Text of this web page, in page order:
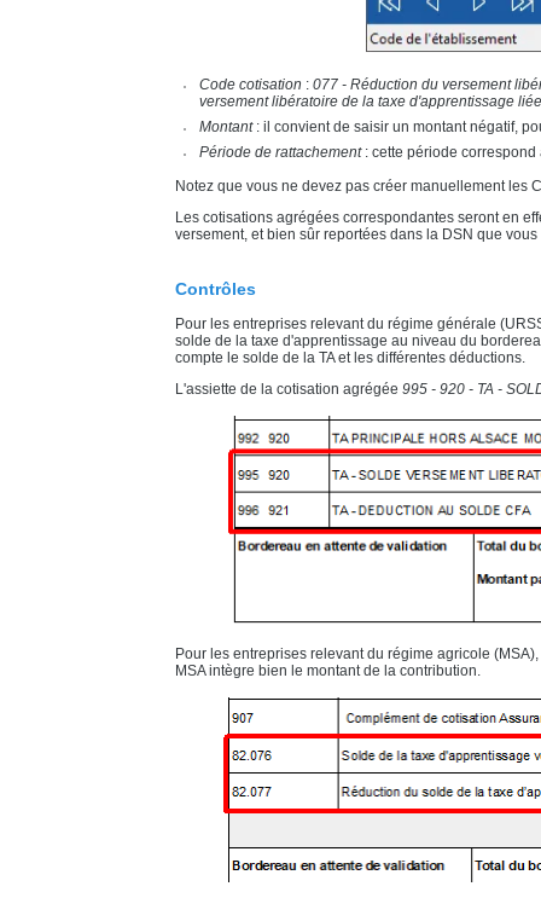
Code cotisation : 077 - Réduction du versement
versement libératoire de la taxe d'apprentissage
Montant : il convient de saisir un montant négatif,
Période de rattachement: cette période correspond
Notez que vous ne devez pas créer manuellement les
Les cotisations agrégées correspondantes seront en
versement, et bien sûr reportées dans la DSN que
Contrôles
Pour les entreprises relevant du régime générale
solde de la taxe d'apprentissage au niveau du
compte le solde de la TA et les différentes déductions.
L'assiette de la cotisation agrégée 995 - 920 - TA -
Pour les entreprises relevant du régime agricole
MSA intègre bien le montant de la contribution.